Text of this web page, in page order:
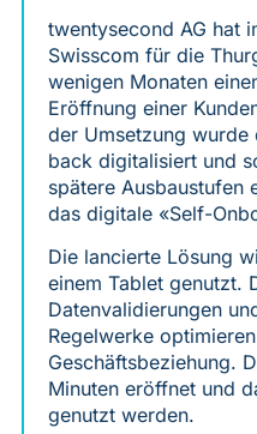
twentysecond AG hat
Swisscom für die
wenigen Monaten
Eröffnung einer
der Umsetzung
back digitalisiert und
spätere Ausbaustufen
das digitale «Self-
Die lancierte Lösung
einem Tablet genutzt.
Datenvalidierungen
Regelwerke
Geschäftsbeziehung.
Minuten eröffnet und
genutzt werden.